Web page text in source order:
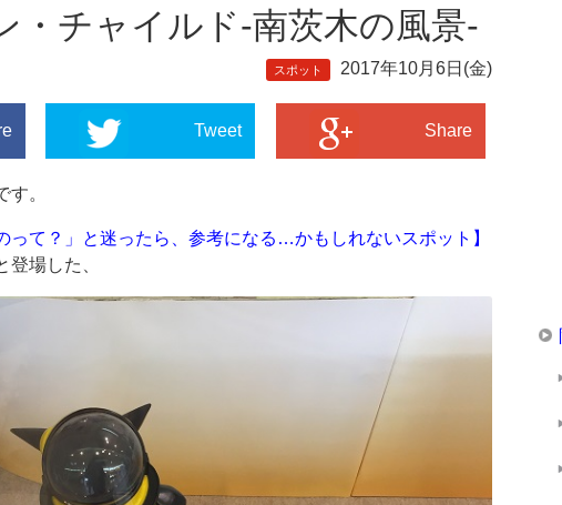
・チャイルド-南茨木の風景-
スポット 2017年10月6日(金)
Tweet Share
。
って？」と迷ったら、参考になる…かもしれないスポット】
場した、